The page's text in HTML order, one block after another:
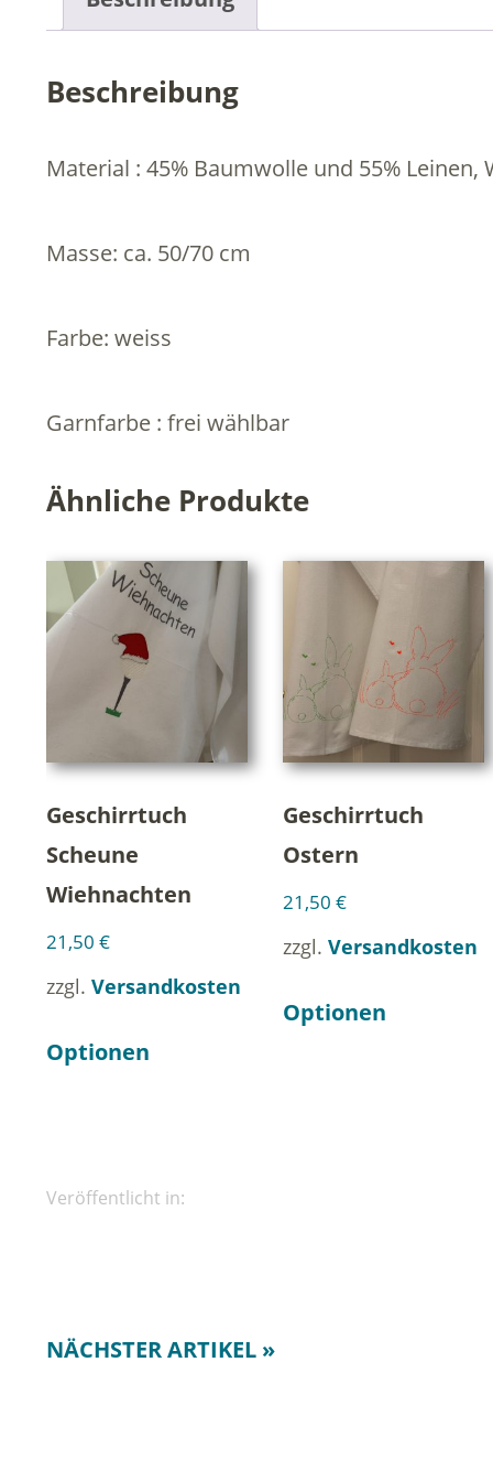
Beschreibung
Material : 45% Baumwolle und 55% Leinen,
Masse: ca. 50/70 cm
Farbe: weiss
Garnfarbe : frei wählbar
Ähnliche Produkte
Geschirrtuch
Scheune
Wiehnachten
21,50 €
zzgl. Versandkosten
Optionen
Geschirrtuch
Ostern
21,50 €
zzgl. Versandkosten
Optionen
Veröffentlicht in:
NÄCHSTER ARTIKEL »